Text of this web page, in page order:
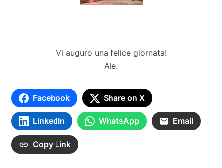
Vi auguro una felice giornata!
Ale.
Facebook Share on X
LinkedIn WhatsApp Email
Copy Link